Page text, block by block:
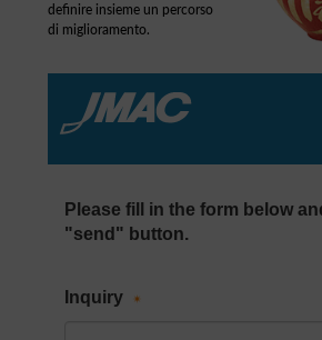
definire insieme un percorso
di miglioramento.